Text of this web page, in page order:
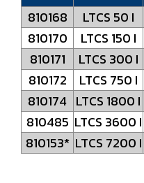
810168 LTCS 50 I
810170
LTCS 150 I
810171
LTCS 300 I
810172
LTCS 750 I
810174 LTCS 1800 I
810485 LTCS 3600 I
810153* LTCS 7200 I